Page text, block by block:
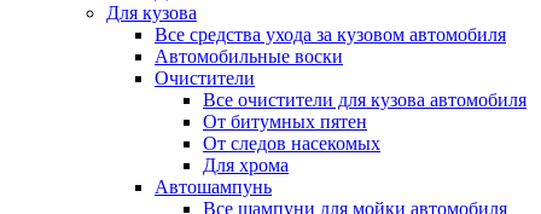
Для кузова
Все средства ухода за кузовом автомобиля
Автомобильные воски
Очистители
Все очистители для кузова автомобиля
От битумных пятен
От следов насекомых
Для хрома
Автошампунь
Все шампуни для мойки автомобиля